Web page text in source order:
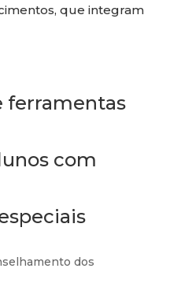
que integram
ferramentas
com
dos